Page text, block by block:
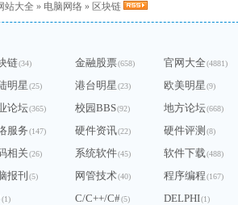
站大全 » 电脑网络 » 区块链
链(34) 金融股票(658) 官网大全(4881)
明星(25) 港台明星(23) 欧美明星(9)
论坛(365) 校园BBS(92) 地方论坛(668)
服务(147) 硬件资讯(22) 硬件评测 (8)
相关(26) 系统软件(45) 软件下载(488)
报刊 (5) 网管技术(40) 程序编程(167)
(1) C/C++/C#(5) DELPHI(1)